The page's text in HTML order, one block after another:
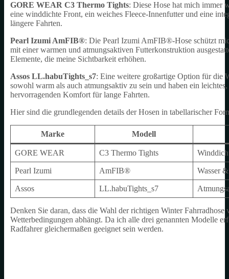
GORE WEAR C3 Thermo Tights: Diese Hose hat mich immer
eine winddichte Front, ein weiches Fleece-Innenfutter und eine
längere Fahrten.
Pearl Izumi AmFIB®: Die Pearl Izumi AmFIB®-Hose schützt
mit einer warmen und atmungsaktiven Futterkonstruktion
Elemente, die meine Sichtbarkeit erhöhen.
Assos LL.habuTights_s7: Eine weitere großartige Option für die
sowohl warm als auch atmungsaktiv zu sein und haben ein
hervorragenden Komfort für lange Fahrten.
Hier sind die grundlegenden details der Hosen in tabellarischer
Marke Modell
GORE WEAR C3 Thermo Tights
Pearl Izumi AmFIB® Wasser
Assos LL.habuTights_s7
Denken Sie daran, dass die Wahl der richtigen Winter
Wetterbedingungen abhängt. Da ich alle drei genannten Modelle
Radfahrer gleichermaßen geeignet sein werden.